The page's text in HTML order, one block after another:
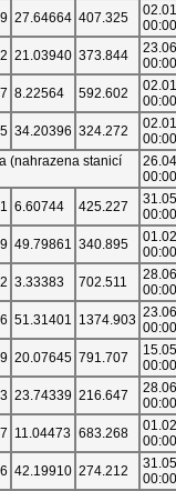
27.64664 407.325
00:00
21.03940 373.844
00:00
8.22564 592.602
00:00
34.20396 324.272
00:00
(nahrazena stanicí
00:00
6.60744 425.227
00:00
49.79861 340.895
00:00
3.33383 702.511
00:00
51.31401 1374.903 00:00
20.07645 791.707
00:00
23.74339 216.647
00:00
11.04473 683.268
00:00
42.19910 274.212
00:00